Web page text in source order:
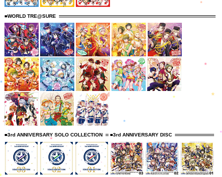
■WORLD TRE@SURE
■3rd ANNIVERSARY SOLO COLLECTION ■3rd ANNIVERSARY DISC